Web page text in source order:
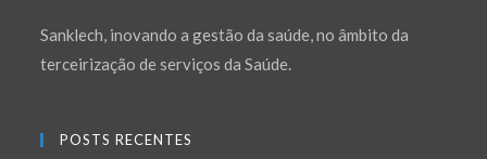
Sanklech, inovando a gestão da saúde, no âmbito da
terceirização de serviços da Saúde.
POSTS RECENTES